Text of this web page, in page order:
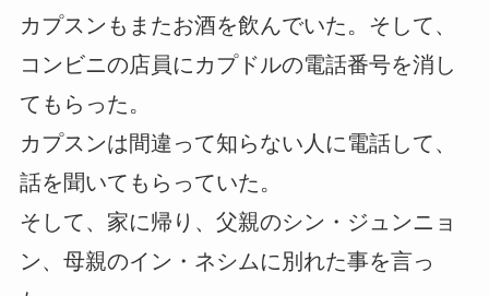
カプスンもまたお酒を飲んでいた。そして、
コンビニの店員にカプドルの電話番号を消し
てもらった。
カプスンは間違って知らない人に電話して、
話を聞いてもらっていた。
そして、家に帰り、父親のシン・ジュンニョ
ン、母親のイン・ネシムに別れた事を言っ